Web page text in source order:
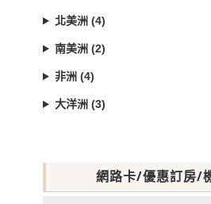
北美洲 (4)
南美洲 (2)
非洲 (4)
大洋洲 (3)
網路卡/優惠訂房/